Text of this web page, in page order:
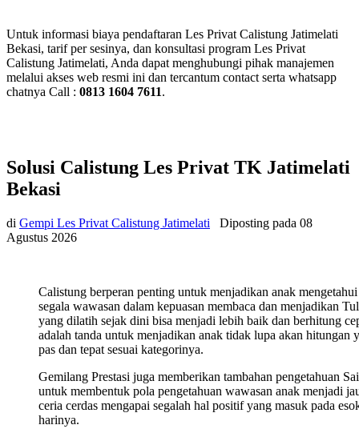
Untuk informasi biaya pendaftaran Les Privat Calistung Jatimelati
Bekasi, tarif per sesinya, dan konsultasi program Les Privat
Calistung Jatimelati, Anda dapat menghubungi pihak manajemen
melalui akses web resmi ini dan tercantum contact serta whatsapp
chatnya Call : 0813 1604 7611.
Solusi Calistung Les Privat TK Jatimelati
Bekasi
di Gempi Les Privat Calistung Jatimelati Diposting pada 08
Agustus 2026
Calistung berperan penting untuk menjadikan anak mengetahui
segala wawasan dalam kepuasan membaca dan menjadikan
yang dilatih sejak dini bisa menjadi lebih baik dan berhitung
adalah tanda untuk menjadikan anak tidak lupa akan hitungan
pas dan tepat sesuai kategorinya.
Gemilang Prestasi juga memberikan tambahan pengetahuan
untuk membentuk pola pengetahuan wawasan anak menjadi
ceria cerdas mengapai segalah hal positif yang masuk pada
harinya.